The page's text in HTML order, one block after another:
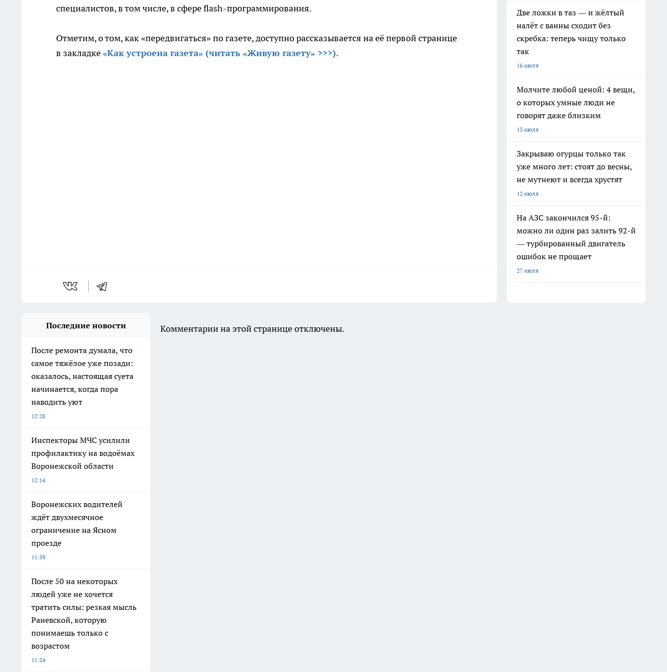
специалистов, в том числе, в сфере flash-программирования.
Отметим, о том, как «передвигаться» по газете, доступно рассказывается на её первой странице
в закладке «Как устроена газета» (читать «Живую газету» >>>).
Две ложки в таз — и жёлтый
налёт с ванны сходит без
скребка: теперь чищу только
так
16 июля
Молчите любой ценой: 4 вещи,
о которых умные люди не
говорят даже близким
13 июля
Закрываю огурцы только так
уже много лет: стоят до весны,
не мутнеют и всегда хрустят
12 июля
На АЗС закончился 95-й:
можно ли один раз залить 92-й
— турбированный двигатель
ошибок не прощает
27 июля
Последние новости
После ремонта думала, что
самое тяжёлое уже позади:
оказалось, настоящая суета
начинается, когда пора
наводить уют
12:28
Инспекторы МЧС усилили
профилактику на водоёмах
Воронежской области
12:14
Воронежских водителей
ждёт двухмесячное
ограничение на Ясном
проезде
11:59
После 50 на некоторых
людей уже не хочется
тратить силы: резкая мысль
Раневской, которую
понимаешь только с
возрастом
11:24
Комментарии на этой странице отключены.